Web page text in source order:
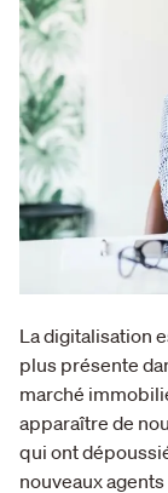
La digitalisation
plus présente
marché
apparaître de
qui ont
nouveaux